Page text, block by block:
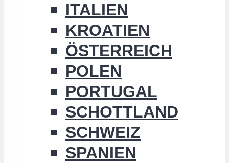
ITALIEN
KROATIEN
ÖSTERREICH
POLEN
PORTUGAL
SCHOTTLAND
SCHWEIZ
SPANIEN